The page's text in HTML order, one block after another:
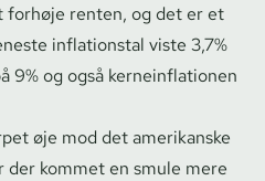
renten, og det er et
inflationstal viste 3,7%
9% og også ker­ne­in­f­la­tio­nen
øje mod det amerikanske
der kommet en smule mere